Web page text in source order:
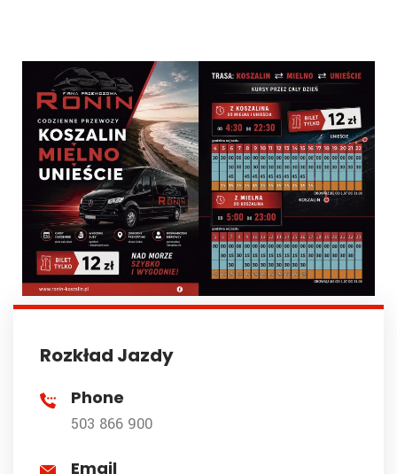
Rozkład Jazdy
Phone
503 866 900
Email